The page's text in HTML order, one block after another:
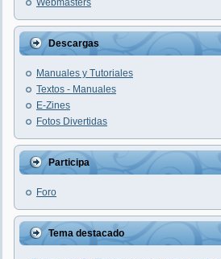
Webmasters
Descargas
Manuales y Tutoriales
Textos - Manuales
E-Zines
Fotos Divertidas
Participa
Foro
Tema destacado